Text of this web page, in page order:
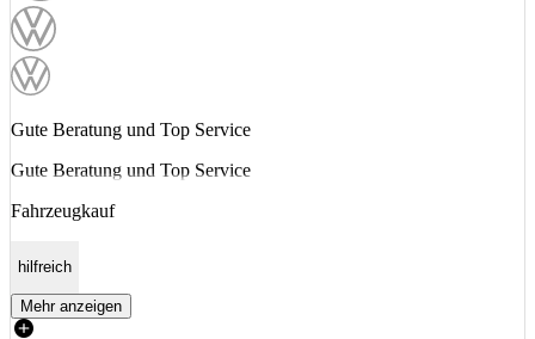
Gute Beratung und Top Service
Gute Beratung und Top Service
Fahrzeugkauf
hilfreich
Mehr anzeigen